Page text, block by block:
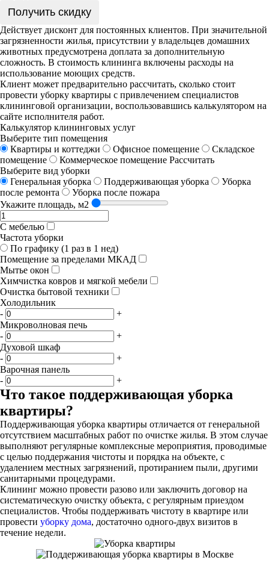
Получить скидку
Действует дисконт для постоянных клиентов. При значительной
загрязненности жилья, присутствии у владельцев домашних
животных предусмотрена доплата за дополнительную
сложность. В стоимость клининга включены расходы на
использование моющих средств.
Клиент может предварительно рассчитать, сколько стоит
провести уборку квартиры с привлечением специалистов
клининговой организации, воспользовавшись калькулятором на
сайте исполнителя работ.
Калькулятор клининговых услуг
Выберите тип помещения
Квартиры и коттеджи
Офисное помещение
Складское
помещение
Коммерческое помещение Рассчитать
Выберите вид уборки
Генеральная уборка
Поддерживающая уборка
Уборка
после ремонта
Уборка после пожара
Укажите площадь, м2
С мебелью
Частота уборки
По графику (1 раз в 1 нед)
Помещение за пределами МКАД
Мытье окон
Химчистка ковров и мягкой мебели
Очистка бытовой техники
Холодильник
-
+
Микроволновая печь
-
+
Духовой шкаф
-
+
Варочная панель
-
+
Что такое поддерживающая уборка
квартиры?
Поддерживающая уборка квартиры отличается от генеральной
отсутствием масштабных работ по очистке жилья. В этом случае
выполняют регулярные комплексные мероприятия, проводимые
с целью поддержания чистоты и порядка на объекте, с
удалением местных загрязнений, протиранием пыли, другими
санитарными процедурами.
Клининг можно провести разово или заключить договор на
систематическую очистку объекта, с регулярным приездом
специалистов. Чтобы поддерживать чистоту в квартире или
провести уборку дома, достаточно одного-двух визитов в
течение недели.